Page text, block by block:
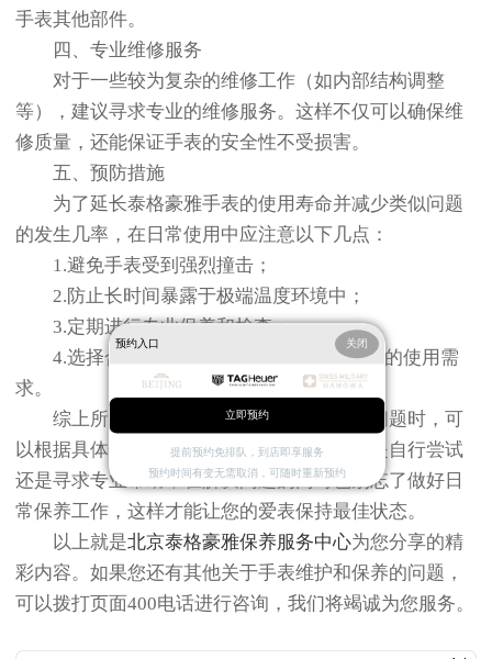
手表其他部件。
四、专业维修服务
对于一些较为复杂的维修工作（如内部结构调整
等），建议寻求专业的维修服务。这样不仅可以确保维
修质量，还能保证手表的安全性不受损害。
五、预防措施
为了延长泰格豪雅手表的使用寿命并减少类似问题
的发生几率，在日常使用中应注意以下几点：
1.避免手表受到强烈撞击；
2.防止长时间暴露于极端温度环境中；
3.定期进行专业保养和检查；
4.选择合适的防水等级以应对不同环境下的使用需
求。
综上所述，面对泰格豪雅表蒙子损坏的问题时，可
以根据具体情况采取相应的解决措施。无论是自行尝试
还是寻求专业帮助，在解决问题的同时也别忘了做好日
常保养工作，这样才能让您的爱表保持最佳状态。
以上就是北京泰格豪雅保养服务中心为您分享的精
彩内容。如果您还有其他关于手表维护和保养的问题，
可以拨打页面400电话进行咨询，我们将竭诚为您服务。
预约入口 关闭
立即预约
提前预约免排队，到店即享服务
预约时间有变无需取消，可随时重新预约